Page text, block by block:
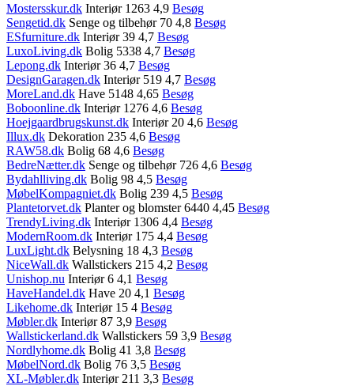
Mostersskur.dk Interiør 1263 4,9 Besøg
Sengetid.dk Senge og tilbehør 70 4,8 Besøg
ESfurniture.dk Interiør 39 4,7 Besøg
LuxoLiving.dk Bolig 5338 4,7 Besøg
Lepong.dk Interiør 36 4,7 Besøg
DesignGaragen.dk Interiør 519 4,7 Besøg
MoreLand.dk Have 5148 4,65 Besøg
Boboonline.dk Interiør 1276 4,6 Besøg
Hoejgaardbrugskunst.dk Interiør 20 4,6 Besøg
Illux.dk Dekoration 235 4,6 Besøg
RAW58.dk Bolig 68 4,6 Besøg
BedreNætter.dk Senge og tilbehør 726 4,6 Besøg
Bydahlliving.dk Bolig 98 4,5 Besøg
MøbelKompagniet.dk Bolig 239 4,5 Besøg
Plantetorvet.dk Planter og blomster 6440 4,45 Besøg
TrendyLiving.dk Interiør 1306 4,4 Besøg
ModernRoom.dk Interiør 175 4,4 Besøg
LuxLight.dk Belysning 18 4,3 Besøg
NiceWall.dk Wallstickers 215 4,2 Besøg
Unishop.nu Interiør 6 4,1 Besøg
HaveHandel.dk Have 20 4,1 Besøg
Likehome.dk Interiør 15 4 Besøg
Møbler.dk Interiør 87 3,9 Besøg
Wallstickerland.dk Wallstickers 59 3,9 Besøg
Nordlyhome.dk Bolig 41 3,8 Besøg
MøbelNord.dk Bolig 76 3,5 Besøg
XL-Møbler.dk Interiør 211 3,3 Besøg